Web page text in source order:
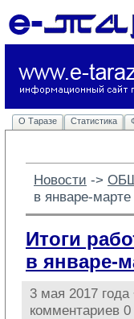
О Таразе Статистика
Новости ->
в январе-марте
Итоги
в январе-
3 мая 2017 года
комментариев 0